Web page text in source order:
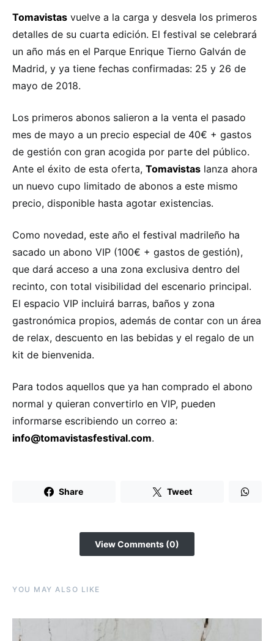
Tomavistas vuelve a la carga y desvela los primeros
detalles de su cuarta edición. El festival se celebrará
un año más en el Parque Enrique Tierno Galván de
Madrid, y ya tiene fechas confirmadas: 25 y 26 de
mayo de 2018.
Los primeros abonos salieron a la venta el pasado
mes de mayo a un precio especial de 40€ + gastos
de gestión con gran acogida por parte del público.
Ante el éxito de esta oferta, Tomavistas lanza ahora
un nuevo cupo limitado de abonos a este mismo
precio, disponible hasta agotar existencias.
Como novedad, este año el festival madrileño ha
sacado un abono VIP (100€ + gastos de gestión),
que dará acceso a una zona exclusiva dentro del
recinto, con total visibilidad del escenario principal.
El espacio VIP incluirá barras, baños y zona
gastronómica propios, además de contar con un área
de relax, descuento en las bebidas y el regalo de un
kit de bienvenida.
Para todos aquellos que ya han comprado el abono
normal y quieran convertirlo en VIP, pueden
informarse escribiendo un correo a:
info@tomavistasfestival.com.
Share Tweet
View Comments (0)
YOU MAY ALSO LIKE